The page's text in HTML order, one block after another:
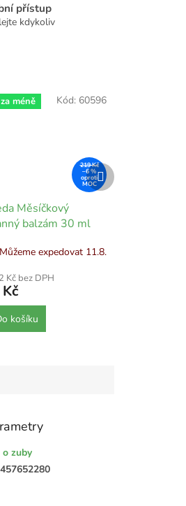
přístup
kdykoliv
méně
219 Kč
–6 %
Měsíčkový
balzám 30 ml
Můžeme expedovat 11.8.
Kč bez DPH
košíku
Kód: 60596
Další
produkt
o zuby